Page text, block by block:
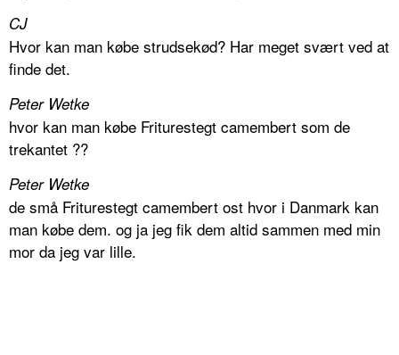
CJ
Hvor kan man købe strudsekød? Har meget svært ved at
finde det.
Peter Wetke
hvor kan man købe Friturestegt camembert som de
trekantet ??
Peter Wetke
de små Friturestegt camembert ost hvor i Danmark kan
man købe dem. og ja jeg fik dem altid sammen med min
mor da jeg var lille.